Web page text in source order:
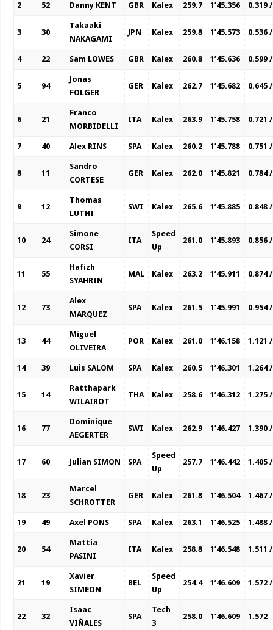
2 52 Danny KENT GBR Kalex 259.7 1’45.356 0.319
3 30
Takaaki
NAKAGAMI
JPN Kalex 259.8 1’45.573 0.536
4 22 Sam LOWES GBR Kalex 260.8 1’45.636 0.599
5 94
Jonas
FOLGER
GER Kalex 262.7 1’45.682 0.645
6 21
Franco
MORBIDELLI
ITA Kalex 263.9 1’45.758 0.721
7 40 Alex RINS SPA Kalex 260.2 1’45.788 0.751
8 11
Sandro
CORTESE
GER Kalex 262.0 1’45.821 0.784
9 12
Thomas
LUTHI
SWI Kalex 265.6 1’45.885 0.848
10 24
Simone
CORSI
ITA
Speed
Up
261.0 1’45.893 0.856
11 55
Hafizh
SYAHRIN
MAL Kalex 263.2 1’45.911 0.874
12 73
Alex
MARQUEZ
SPA Kalex 261.5 1’45.991 0.954
13 44
Miguel
OLIVEIRA
POR Kalex 261.0 1’46.158 1.121
14 39 Luis SALOM SPA Kalex 260.5 1’46.301 1.264
15 14
Ratthapark
WILAIROT
THA Kalex 258.6 1’46.312 1.275
16 77
Dominique
AEGERTER
SWI Kalex 262.9 1’46.427 1.390
17 60 Julian SIMON SPA
Speed
Up
257.7 1’46.442 1.405
18 23
Marcel
SCHROTTER
GER Kalex 261.8 1’46.504 1.467
19 49 Axel PONS SPA Kalex 263.1 1’46.525 1.488
20 54
Mattia
PASINI
ITA Kalex 258.8 1’46.548 1.511
21 19
Xavier
SIMEON
BEL
Speed
Up
254.4 1’46.609 1.572
22 32
Isaac
VIÑALES
SPA
Tech
3
258.0 1’46.609 1.572